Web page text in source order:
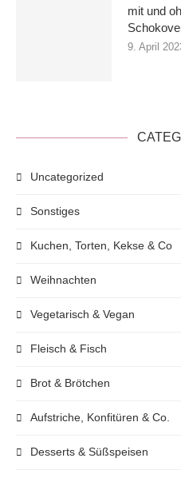
mit und
9. April
Uncategorized
Sonstiges
Kuchen, Torten, Kekse & Co
Weihnachten
Vegetarisch & Vegan
Fleisch & Fisch
Brot & Brötchen
Aufstriche, Konfitüren & Co.
Desserts & Süßspeisen